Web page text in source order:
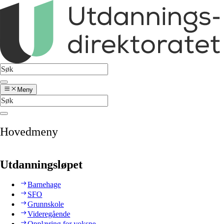
Meny
Hovedmeny
Utdanningsløpet
Barnehage
SFO
Grunnskole
Videregående